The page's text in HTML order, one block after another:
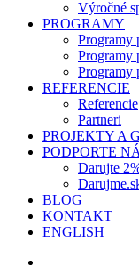
Výročné
PROGRAMY
Programy
Programy
Programy
REFERENCIE
Referencie
Partneri
PROJEKTY A
PODPORTE
Darujte
BLOG
KONTAKT
ENGLISH